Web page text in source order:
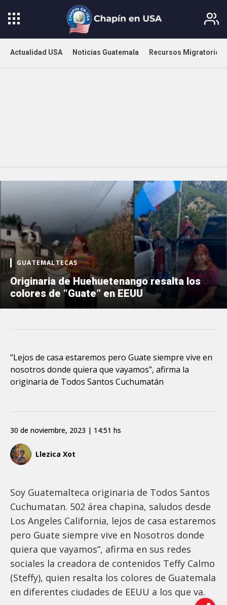
Actualidad USA Noticias Guatemala Recursos Migratorios
GUATEMALTECAS
Originaria de Huehuetenango resalta los
colores de “Guate” en EEUU
“Lejos de casa estaremos pero Guate siempre vive en
nosotros donde quiera que vayamos”, afirma la
originaria de Todos Santos Cuchumatán
Llezica Xot
30 de noviembre, 2023 | 14:51 hs
Soy Guatemalteca originaria de Todos Santos
Cuchumatan. 502 área chapina, saludos desde
Los Angeles California, lejos de casa estaremos
pero Guate siempre vive en Nosotros donde
quiera que vayamos”, afirma en sus redes
sociales la creadora de contenidos Teffy Calmo
(Steffy), quien resalta los colores de Guatemala
en diferentes ciudades de EEUU a los que va.